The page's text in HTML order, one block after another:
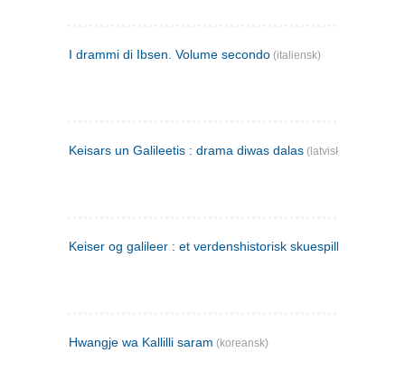
I drammi di Ibsen. Volume secondo (italiensk)
Keisars un Galileetis : drama diwas dalas (latvisk)
Keiser og galileer : et verdenshistorisk skuespill (1873)
Hwangje wa Kallilli saram (koreansk)